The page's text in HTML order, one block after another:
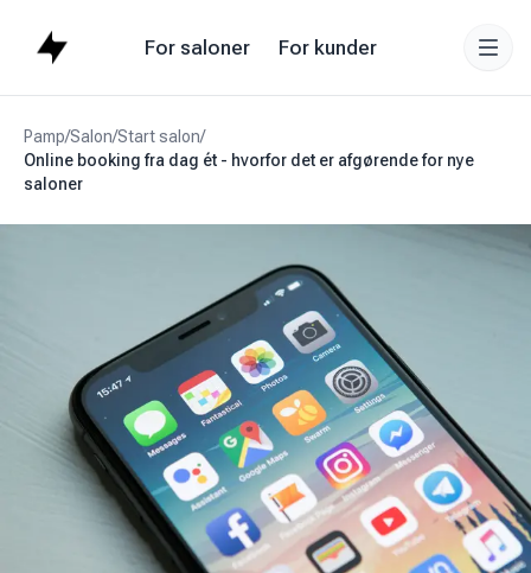
For saloner For kunder
Pamp/Salon/Start salon/
Online booking fra dag ét - hvorfor det er afgørende for nye
saloner